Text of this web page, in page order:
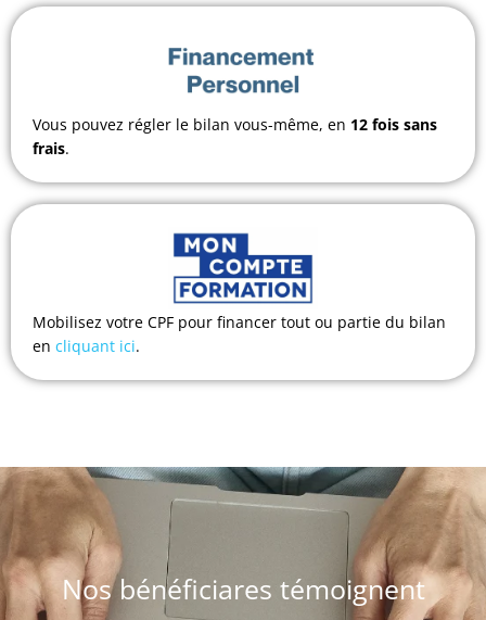
Vous pouvez régler le bilan vous-même, en 12 fois sans
frais.
Mobilisez votre CPF pour financer tout ou partie du bilan
en cliquant ici.
Nos bénéficiares témoignent